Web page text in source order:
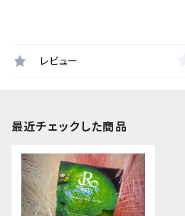
レビュー
最近チェックした商品